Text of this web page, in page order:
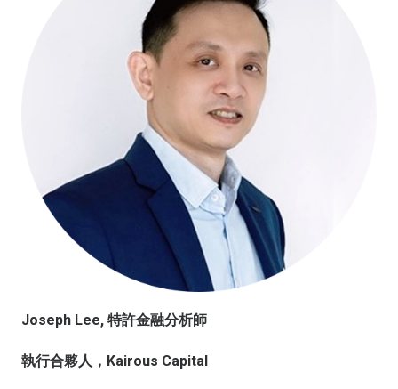
Joseph Lee, 特許金融分析師
執行合夥人，Kairous Capital